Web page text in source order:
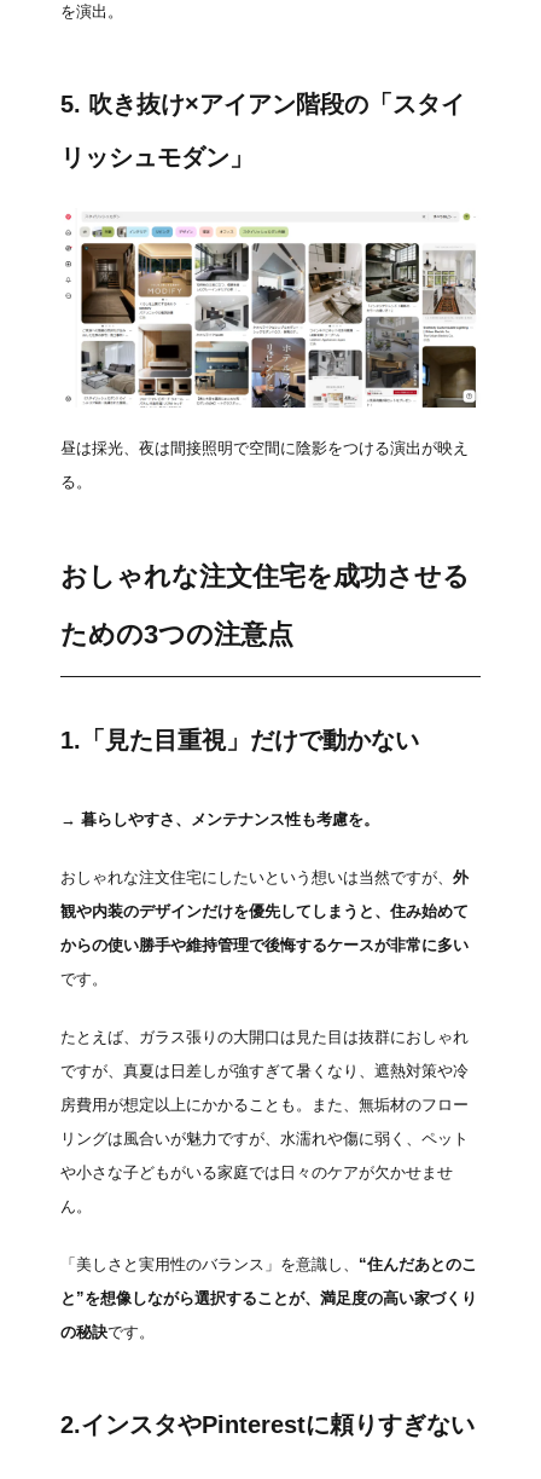
を演出。
5. 吹き抜け×アイアン階段の「スタイ
リッシュモダン」
昼は採光、夜は間接照明で空間に陰影をつける演出が映え
る。
おしゃれな注文住宅を成功させる
ための3つの注意点
1.「見た目重視」だけで動かない
→ 暮らしやすさ、メンテナンス性も考慮を。
おしゃれな注文住宅にしたいという想いは当然ですが、 外
観や内装のデザインだけを優先してしまうと、住み始めて
からの使い勝手や維持管理で後悔するケースが非常に多い
です。
たとえば、ガラス張りの大開口は見た目は抜群におしゃれ
ですが、真夏は日差しが強すぎて暑くなり、遮熱対策や冷
房費用が想定以上にかかることも。また、無垢材のフロー
リングは風合いが魅力ですが、水濡れや傷に弱く、ペット
や小さな子どもがいる家庭では日々のケアが欠かせませ
ん。
「美しさと実用性のバランス」を意識し、 “住んだあとのこ
と”を想像しながら選択することが、満足度の高い家づくり
の秘訣です。
2.インスタやPinterestに頼りすぎない